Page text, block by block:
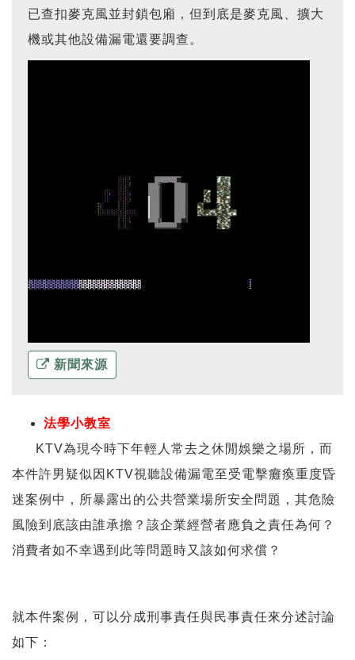
已查扣麥克風並封鎖包廂，但到底是麥克風、擴大
機或其他設備漏電還要調查。
新聞來源
法學小教室
KTV為現今時下年輕人常去之休閒娛樂之場所，而
本件許男疑似因KTV視聽設備漏電至受電擊癱瘓重度昏
迷案例中，所暴露出的公共營業場所安全問題，其危險
風險到底該由誰承擔？該企業經營者應負之責任為何？
消費者如不幸遇到此等問題時又該如何求償？
就本件案例，可以分成刑事責任與民事責任來分述討論
如下：